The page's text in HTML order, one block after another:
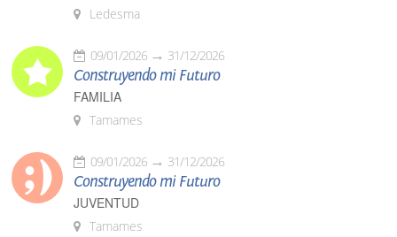
Ledesma
09/01/2026 31/12/2026
Construyendo mi Futuro
FAMILIA
Tamames
09/01/2026 31/12/2026
Construyendo mi Futuro
JUVENTUD
Tamames